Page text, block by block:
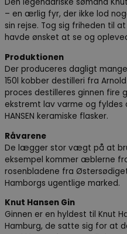
Den legendariske sømand
– en ærlig fyr, der ikke lod
sin rejse. Tog sig friheden til
havde ønsket at se og
Produktionen
Der produceres dagligt mange
150l kobber destilleri fra
proces destilleres ginnen fire
ekstremt lav varme og fyldes
HANSEN keramiske flasker.
Råvarene
De lægger stor vægt på at
eksempel kommer æblerne
rosenbladene fra
Hamborgs ugentlige marked.
Knut Hansen Gin
Ginnen er en hyldest til Knut
Hamburg, de satte sig for at